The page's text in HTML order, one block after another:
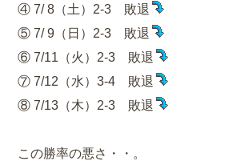
④ 7/ 8（土）2-3 敗退
⑤ 7/ 9（日）2-3 敗退
⑥ 7/11（火）2-3 敗退
⑦ 7/12（水）3-4 敗退
⑧ 7/13（木）2-3 敗退
この勝率の悪さ・・。